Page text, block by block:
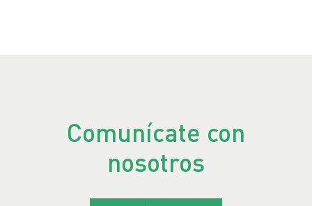
Comunícate con
nosotros